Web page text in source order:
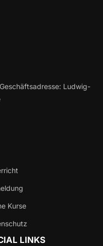
Ludwig-
Kurse
LINKS